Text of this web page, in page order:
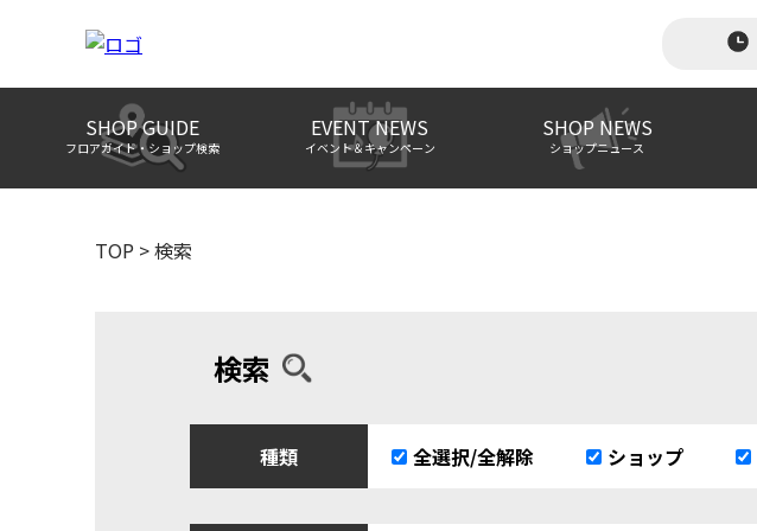
SHOP GUIDE
フロアガイド・ショップ検索
EVENT NEWS
イベント＆キャンペーン
SHOP NEWS
ショップニュース
TOP >検索
検索
種類 全選択/全解除 ショップ